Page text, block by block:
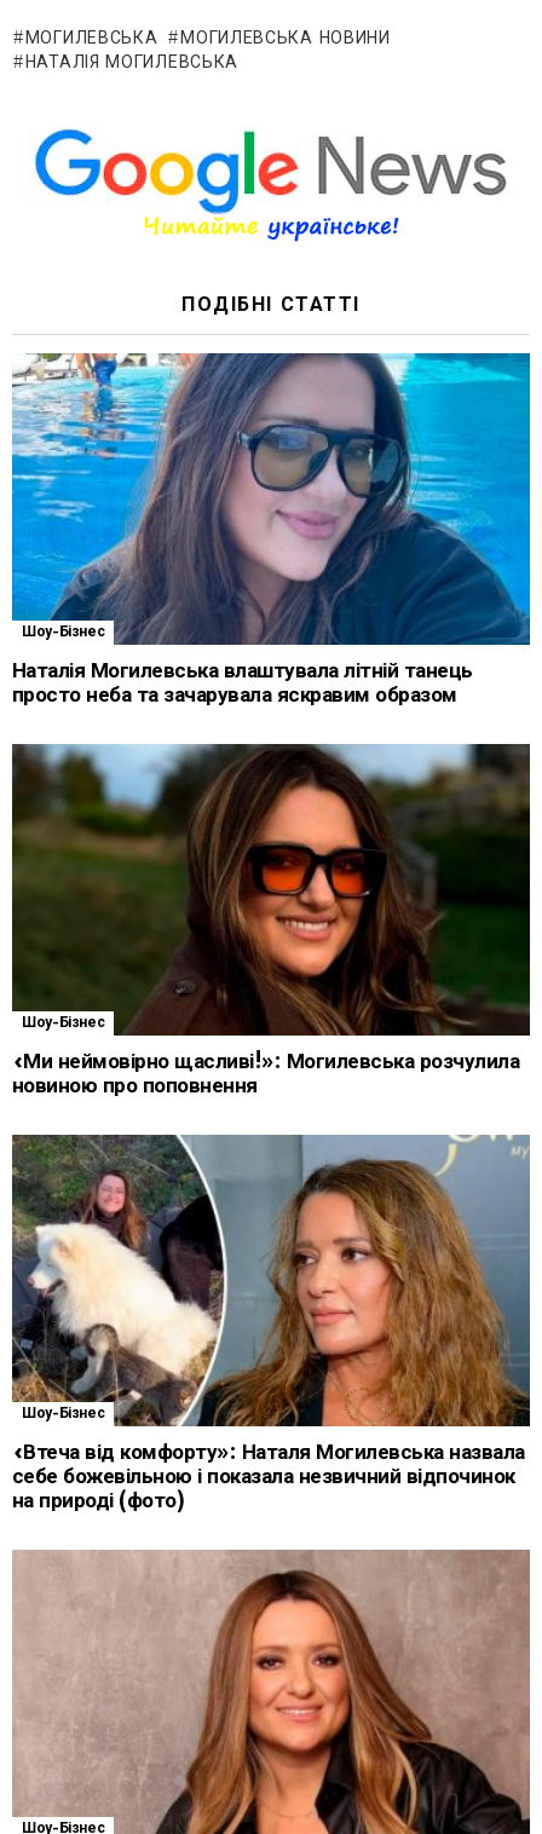
МОГИЛЕВСЬКА
МОГИЛЕВСЬКА НОВИНИ
НАТАЛІЯ МОГИЛЕВСЬКА
ПОДІБНІ СТАТТІ
Шоу-Бізнес
Наталія Могилевська влаштувала літній танець
просто неба та зачарувала яскравим образом
Шоу-Бізнес
«Ми неймовірно щасливі!»: Могилевська розчулила
новиною про поповнення
Шоу-Бізнес
«Втеча від комфорту»: Наталя Могилевська назвала
себе божевільною і показала незвичний відпочинок
на природі (фото)
Шоу-Бізнес